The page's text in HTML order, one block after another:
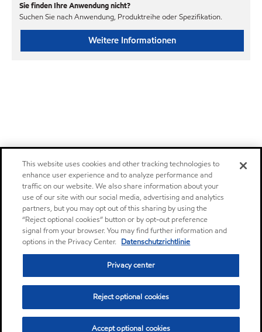
Sie finden Ihre Anwendung nicht?
Suchen Sie nach Anwendung, Produktreihe oder Spezifikation.
Weitere Informationen
This website uses cookies and other tracking technologies to
enhance user experience and to analyze performance and
traffic on our website. We also share information about your
use of our site with our social media, advertising and analytics
partners, but you may opt out of this sharing by using the
“Reject optional cookies” button or by opt-out preference
signal from your browser. You may find further information and
options in the Privacy Center. Datenschutzrichtlinie
Privacy center
Reject optional cookies
Accept optional cookies